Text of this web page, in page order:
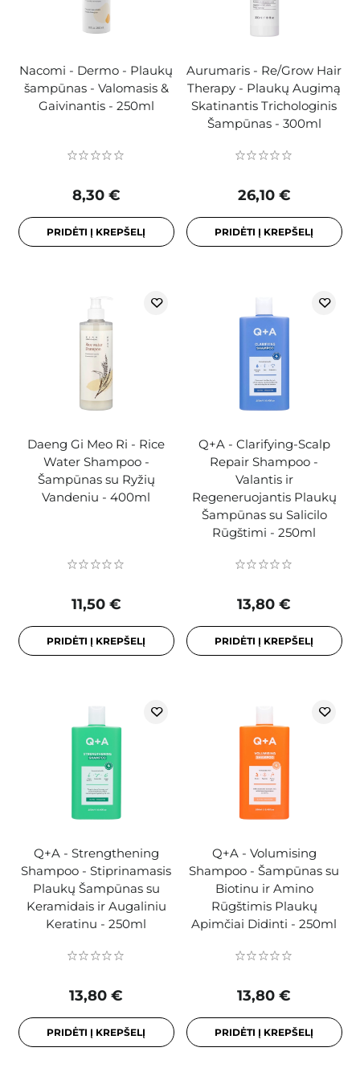
Nacomi - Dermo - Plaukų
šampūnas - Valomasis &
Gaivinantis - 250ml
8,30 €
PRIDĖTI Į KREPŠELĮ
Aurumaris - Re/Grow Hair
Therapy - Plaukų Augimą
Skatinantis Trichologinis
Šampūnas - 300ml
26,10 €
PRIDĖTI Į KREPŠELĮ
Daeng Gi Meo Ri - Rice
Water Shampoo -
Šampūnas su Ryžių
Vandeniu - 400ml
11,50 €
PRIDĖTI Į KREPŠELĮ
Q+A - Clarifying-Scalp
Repair Shampoo -
Valantis ir
Regeneruojantis Plaukų
Šampūnas su Salicilo
Rūgštimi - 250ml
13,80 €
PRIDĖTI Į KREPŠELĮ
Q+A - Strengthening
Shampoo - Stiprinamasis
Plaukų Šampūnas su
Keramidais ir Augaliniu
Keratinu - 250ml
13,80 €
PRIDĖTI Į KREPŠELĮ
Q+A - Volumising
Shampoo - Šampūnas su
Biotinu ir Amino
Rūgštimis Plaukų
Apimčiai Didinti - 250ml
13,80 €
PRIDĖTI Į KREPŠELĮ